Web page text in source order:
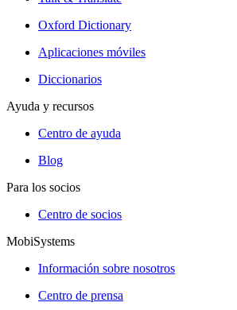
Oxford Dictionary
Aplicaciones móviles
Diccionarios
Ayuda y recursos
Centro de ayuda
Blog
Para los socios
Centro de socios
MobiSystems
Información sobre nosotros
Centro de prensa